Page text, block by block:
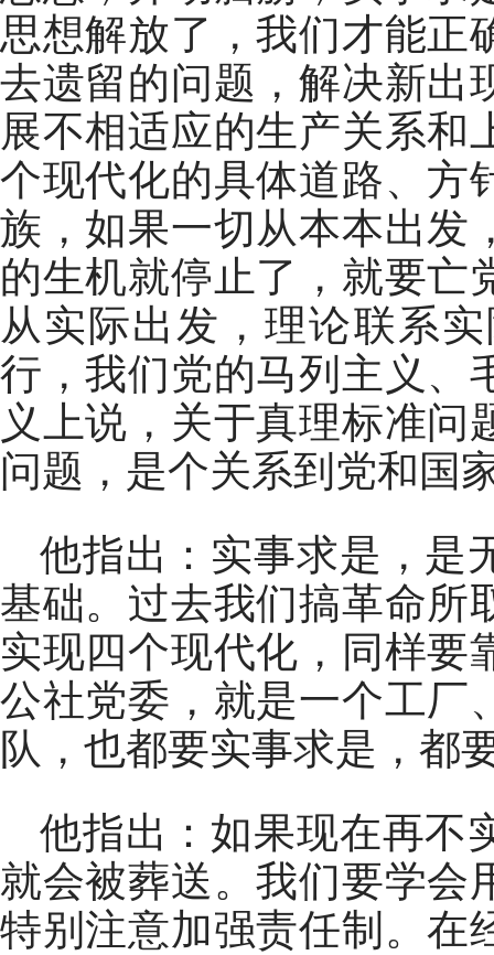
思想解放了，我们才能正
去遗留的问题，解决新出
展不相适应的生产关系和
个现代化的具体道路、方
族，如果一切从本本出发
的生机就停止了，就要亡
从实际出发，理论联系
行，我们党的马列主义、
义上说，关于真理标准
问题，是个关系到党和国
他指出：实事求是，是
基础。过去我们搞革命所
实现四个现代化，同样要
公社党委，就是一个工厂
队，也都要实事求是，都
他指出：如果现在再不
就会被葬送。我们要学会
特别注意加强责任制。在